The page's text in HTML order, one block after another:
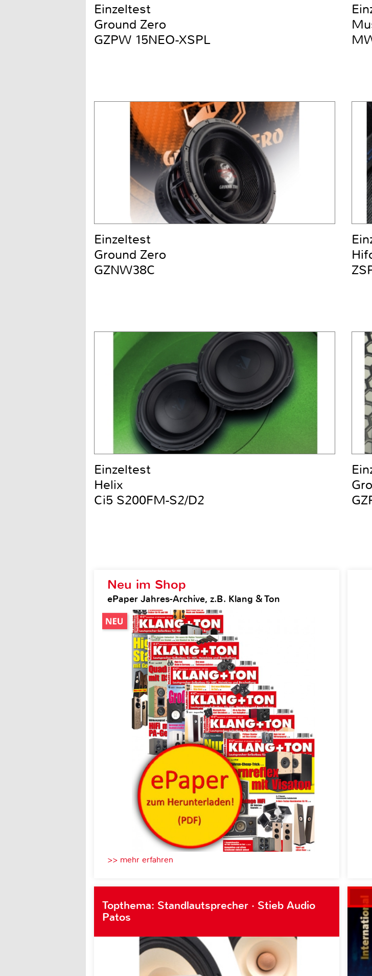
Neu im Shop
ePaper Jahres-Archive, z.B. Klang & Ton
>> mehr erfahren
Topthema: Standlautsprecher · Stieb Audio
Patos
Einzeltest
Ground Zero
GZPW 15NEO-XSPL
Einzeltest
Ground Zero
GZNW38C
Einzeltest
Helix
Ci5 S200FM-S2/D2